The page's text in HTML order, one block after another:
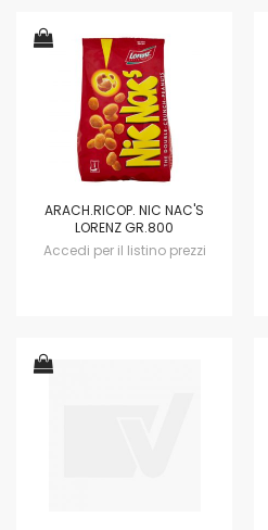
ARACH.RICOP. NIC NAC'S
LORENZ GR.800
Accedi per il listino prezzi